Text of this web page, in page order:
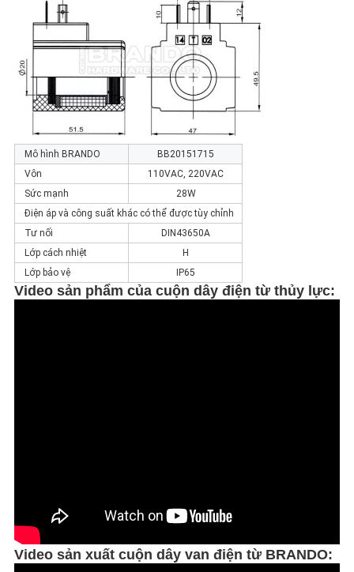
Mô hình BRANDO
BB20151715
Vôn
110VAC, 220VAC
Sức mạnh
28W
Điện áp và công suất khác có thể được tùy chỉnh
Tư nối
DIN43650A
Lớp cách nhiệt
H
Lớp bảo vệ
IP65
Video sản phẩm của cuộn dây điện từ thủy lực:
Video sản xuất cuộn dây van điện từ BRANDO: